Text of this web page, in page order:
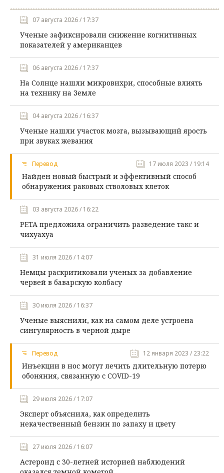
07 августа 2026 / 17:37
Ученые зафиксировали снижение когнитивных
показателей у американцев
06 августа 2026 / 17:37
На Солнце нашли микровихри, способные влиять
на технику на Земле
04 августа 2026 / 16:37
Ученые нашли участок мозга, вызывающий ярость
при звуках жевания
Перевод 17 июля 2023 / 19:14
Найден новый быстрый и эффективный способ
обнаружения раковых стволовых клеток
03 августа 2026 / 16:22
PETA предложила ограничить разведение такс и
чихуахуа
31 июля 2026 / 14:07
Немцы раскритиковали ученых за добавление
червей в баварскую колбасу
30 июля 2026 / 16:37
Ученые выяснили, как на самом деле устроена
сингулярность в черной дыре
Перевод 12 января 2023 / 23:22
Инъекции в нос могут лечить длительную потерю
обоняния, связанную с COVID-19
29 июля 2026 / 17:07
Эксперт объяснила, как определить
некачественный бензин по запаху и цвету
27 июля 2026 / 16:07
Астероид с 30-летней историей наблюдений